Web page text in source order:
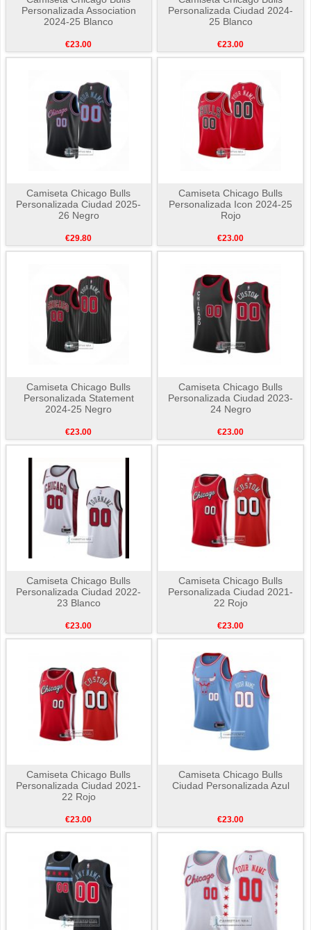
Personalizada Association
2024-25 Blanco
€23.00
Personalizada Ciudad 2024-
25 Blanco
€23.00
Camiseta Chicago Bulls
Personalizada Ciudad 2025-
26 Negro
€29.80
Camiseta Chicago Bulls
Personalizada Icon 2024-25
Rojo
€23.00
Camiseta Chicago Bulls
Personalizada Statement
2024-25 Negro
€23.00
Camiseta Chicago Bulls
Personalizada Ciudad 2023-
24 Negro
€23.00
Camiseta Chicago Bulls
Personalizada Ciudad 2022-
23 Blanco
€23.00
Camiseta Chicago Bulls
Personalizada Ciudad 2021-
22 Rojo
€23.00
Camiseta Chicago Bulls
Personalizada Ciudad 2021-
22 Rojo
€23.00
Camiseta Chicago Bulls
Ciudad Personalizada Azul
€23.00